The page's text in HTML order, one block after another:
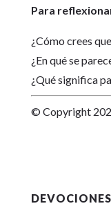
Para
¿Cómo crees
¿En qué se
¿Qué significa
© Copyright
DEVOCIONES